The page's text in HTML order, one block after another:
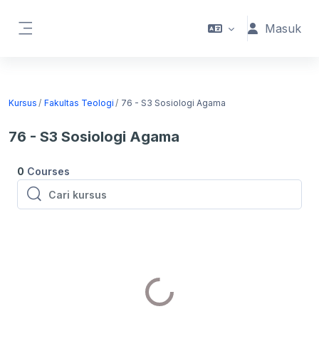
Masuk
Kursus Fakultas Teologi 76 - S3 Sosiologi Agama
76 - S3 Sosiologi Agama
0 Courses
Cari kursus
Cari kursus